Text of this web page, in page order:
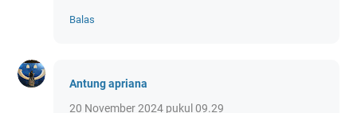
Balas
Antung apriana
20 November 2024 pukul 09.29